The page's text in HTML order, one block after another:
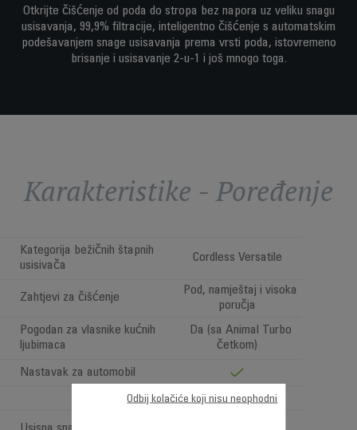
Otkrijte čišćenje od poda do stropa bez napora uz veliku snagu
usisavanja, 99,9% filtracije, inteligentno čišćenje s automatskim
podešavanjem snage usisavanja prema vrsti poda, istovremeno
brisanje i usisavanje 2-u-1 i još mnogo toga.
Karakteristike - Poređenje
Kategorija bežičnih štapnih
usisivača
Cordless Versatile
Zahtjevi za čišćenje
Pod, namještaj i visoka
poručja
Pogodan za vlasnike kućnih
ljubimaca
Da (sa Animal Turbo
četkom)
Nastavak za automobil
Odbij kolačiće koji nisu neophodni